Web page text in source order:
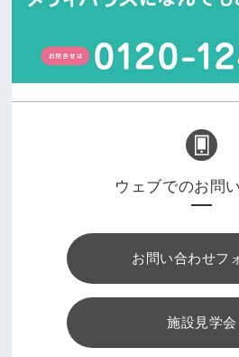
ウェブでのお問
お問い合わせフ
施設見学会